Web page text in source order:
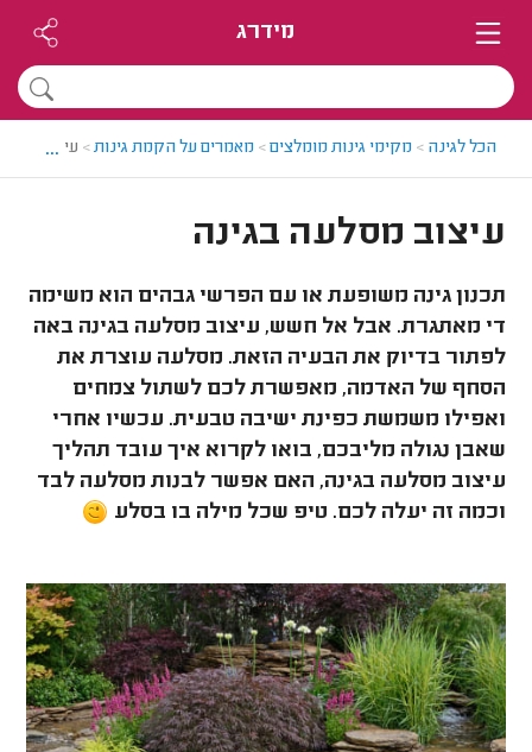
מידרג
הכל לגינה > מקימי גינות מומלצים> מאמרים על הקמת גינות> עיצוב
...
עיצוב מסלעה בגינה
תכנון גינה משופעת או עם הפרשי גבהים הוא משימה
די מאתגרת. אבל אל חשש, עיצוב מסלעה בגינה באה
לפתור בדיוק את הבעיה הזאת. מסלעה עוצרת את
הסחף של האדמה, מאפשרת לכם לשתול צמחים
ואפילו משמשת כפינת ישיבה טבעית. עכשיו אחרי
שאבן נגולה מליבכם, בואו לקרוא איך עובד תהליך
עיצוב מסלעה בגינה, האם אפשר לבנות מסלעה לבד
וכמה זה יעלה לכם. טיפ שכל מילה בו בסלע